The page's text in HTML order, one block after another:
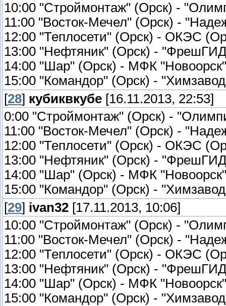
10:00 "Строймонтаж" (Орск) -
11:00 "Восток-Мечел" (Орск) -
12:00 "Теплосети" (Орск) - ОКЭС
13:00 "Нефтяник" (Орск) -
14:00 "Шар" (Орск) - МФК
15:00 "Командор" (Орск) -
[28] кубиквкубе [16.11.2013, 22:53]
0:00 "Строймонтаж" (Орск) -
11:00 "Восток-Мечел" (Орск) -
12:00 "Теплосети" (Орск) - ОКЭС
13:00 "Нефтяник" (Орск) -
14:00 "Шар" (Орск) - МФК
15:00 "Командор" (Орск) -
[29] ivan32 [17.11.2013, 10:06]
10:00 "Строймонтаж" (Орск) -
11:00 "Восток-Мечел" (Орск) -
12:00 "Теплосети" (Орск) - ОКЭС
13:00 "Нефтяник" (Орск) -
14:00 "Шар" (Орск) - МФК
15:00 "Командор" (Орск) -